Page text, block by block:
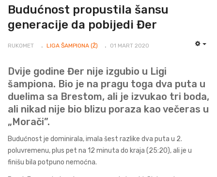
Budućnost propustila šansu
generacije da pobijedi Đer
RUKOMET LIGA ŠAMPIONA (Ž) 01 MART 2020
Dvije godine Đer nije izgubio u Ligi
šampiona. Bio je na pragu toga dva puta u
duelima sa Brestom, ali je izvukao tri boda,
ali nikad nije bio blizu poraza kao večeras u
„Morači”.
Budućnost je dominirala, imala šest razlike dva puta u 2.
poluvremenu, plus pet na 12 minuta do kraja (25:20), ali je u
finišu bila potpuno nemoćna.